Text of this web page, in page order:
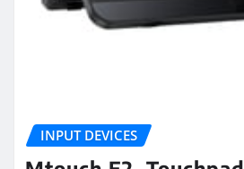
INPUT DEVICES